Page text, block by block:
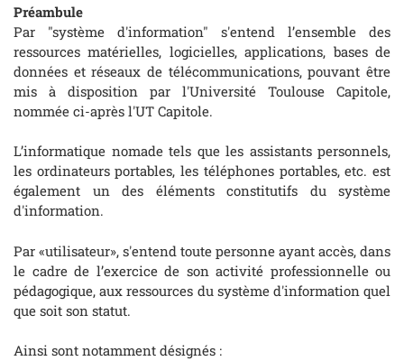
Préambule
Par "système d'information" s'entend l’ensemble des
ressources matérielles, logicielles, applications, bases de
données et réseaux de télécommunications, pouvant être
mis à disposition par l'Université Toulouse Capitole,
nommée ci-après l'UT Capitole.
L’informatique nomade tels que les assistants personnels,
les ordinateurs portables, les téléphones portables, etc. est
également un des éléments constitutifs du système
d'information.
Par «utilisateur», s'entend toute personne ayant accès, dans
le cadre de l’exercice de son activité professionnelle ou
pédagogique, aux ressources du système d'information quel
que soit son statut.
Ainsi sont notamment désignés :